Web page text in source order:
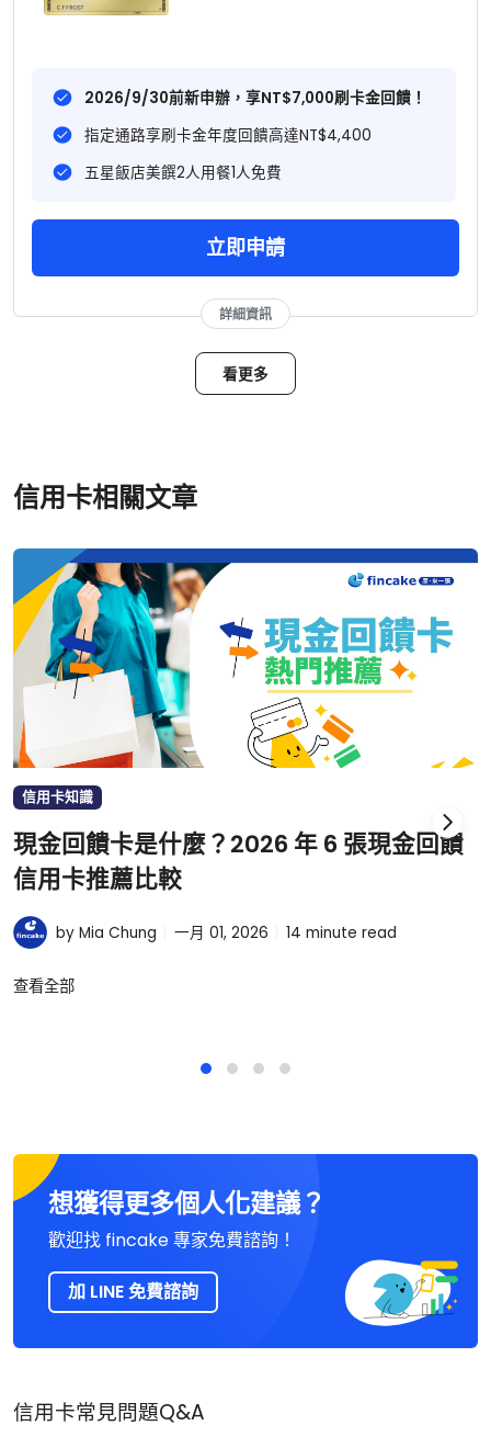
2026/9/30前新申辦，享NT$7,000刷卡金回饋！
指定通路享刷卡金年度回饋高達NT$4,400
五星飯店美饌2人用餐1人免費
立即申請
詳細資訊
看更多
信用卡相關文章
信用卡知識
現金回饋卡是什麼？2026 年 6 張現金回饋
信用卡推薦比較
by Mia Chung 一月 01, 2026 14 minute read
查看全部
想獲得更多個人化建議？
歡迎找 fincake 專家免費諮詢！
加 LINE 免費諮詢
信用卡常見問題Q&A